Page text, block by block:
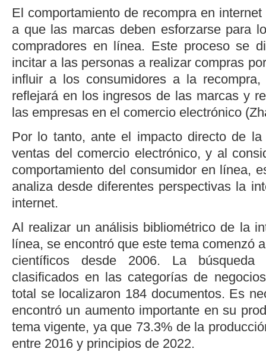
El comportamiento de recompra en
a que las marcas deben esforzarse para
compradores en línea. Este proceso se
incitar a las personas a realizar compras
influir a los consumidores a la
reflejará en los ingresos de las marcas y
las empresas en el comercio electrónico (
Por lo tanto, ante el impacto directo de
ventas del comercio electrónico, y al
comportamiento del consumidor en línea,
analiza desde diferentes perspectivas la
internet.
Al realizar un análisis bibliométrico de la
línea, se encontró que este tema comenzó
científicos desde 2006. La
clasificados en las categorías de
total se localizaron 184 documentos. Es
encontró un aumento importante en su
tema vigente, ya que 73.3% de la
entre 2016 y principios de 2022.